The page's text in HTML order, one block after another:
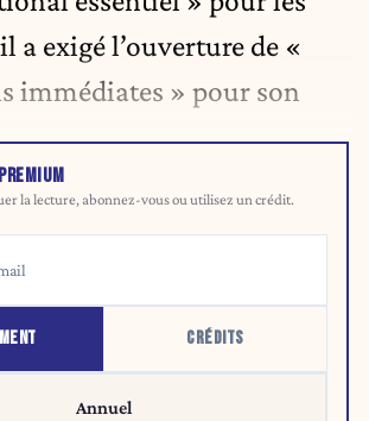
a exigé l’ouverture de «
immédiates » pour son
la lecture, abonnez-vous ou utilisez un crédit.
CRÉDITS
Annuel